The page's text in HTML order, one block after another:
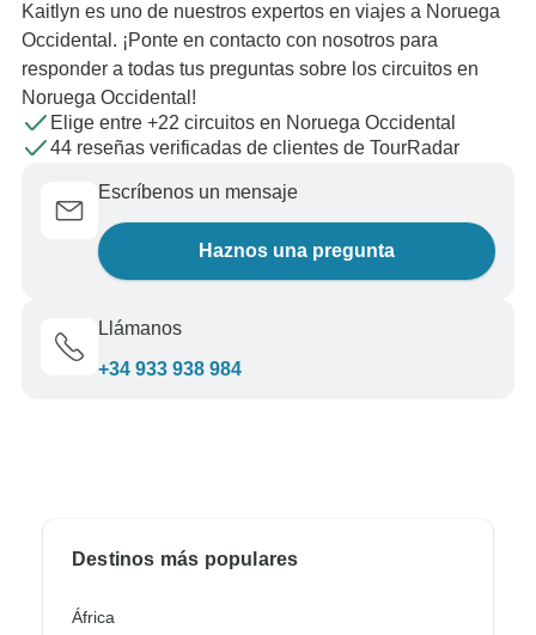
Kaitlyn es uno de nuestros expertos en viajes a Noruega
Occidental. ¡Ponte en contacto con nosotros para
responder a todas tus preguntas sobre los circuitos en
Noruega Occidental!
Elige entre +22 circuitos en Noruega Occidental
44 reseñas verificadas de clientes de TourRadar
Escríbenos un mensaje
Haznos una pregunta
Llámanos
+34 933 938 984
Destinos más populares
África